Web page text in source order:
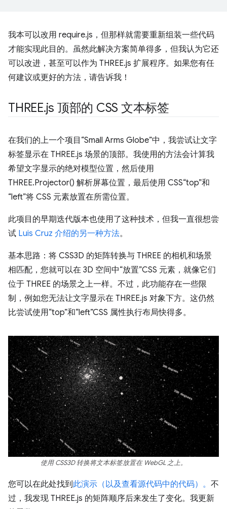
我本可以改用 require.js，但那样就需要重新组装一些代码
才能实现此目的。虽然此解决方案简单得多，但我认为它还
可以改进，甚至可以作为 THREE.js 扩展程序。如果您有任
何建议或更好的方法，请告诉我！
THREE.js 顶部的 CSS 文本标签
在我们的上一个项目“Small Arms Globe”中，我尝试让文字
标签显示在 THREE.js 场景的顶部。我使用的方法会计算我
希望文字显示的绝对模型位置，然后使用
THREE.Projector() 解析屏幕位置，最后使用 CSS“top”和
“left”将 CSS 元素放置在所需位置。
此项目的早期迭代版本也使用了这种技术，但我一直很想尝
试 Luis Cruz 介绍的另一种方法。
基本思路：将 CSS3D 的矩阵转换与 THREE 的相机和场景
相匹配，您就可以在 3D 空间中“放置”CSS 元素，就像它们
位于 THREE 的场景之上一样。不过，此功能存在一些限
制，例如您无法让文字显示在 THREE.js 对象下方。这仍然
比尝试使用“top”和“left”CSS 属性执行布局快得多。
使用 CSS3D 转换将文本标签放置在 WebGL 之上。
您可以在此处找到此演示（以及查看源代码中的代码）。 不
过，我发现 THREE.js 的矩阵顺序后来发生了变化。我更新